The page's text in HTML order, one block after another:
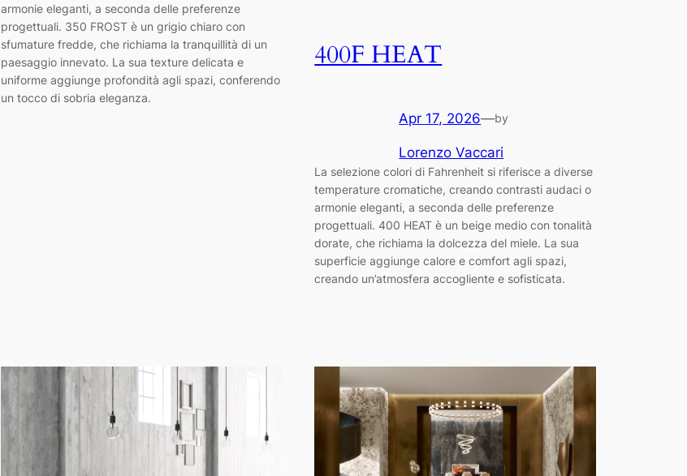
armonie eleganti, a seconda delle preferenze
progettuali. 350 FROST è un grigio chiaro con
sfumature fredde, che richiama la tranquillità di un
paesaggio innevato. La sua texture delicata e
uniforme aggiunge profondità agli spazi, conferendo
un tocco di sobria eleganza.
400F HEAT
Apr 17, 2026—by
Lorenzo Vaccari
La selezione colori di Fahrenheit si riferisce a diverse
temperature cromatiche, creando contrasti audaci o
armonie eleganti, a seconda delle preferenze
progettuali. 400 HEAT è un beige medio con tonalità
dorate, che richiama la dolcezza del miele. La sua
superficie aggiunge calore e comfort agli spazi,
creando un’atmosfera accogliente e sofisticata.